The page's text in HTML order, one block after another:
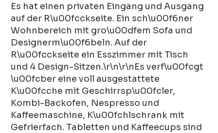
Es hat einen privaten Eingang und Ausgang
auf der R\u00fcckseite. Ein sch\u00f6ner
Wohnbereich mit gro\u00dfem Sofa und
Designerm\u00f6beln. Auf der
R\u00fcckseite ein Esszimmer mit Tisch
und 4 Design-Sitzen.\r\n\r\nEs verf\u00fcgt
\u00fcber eine voll ausgestattete
K\u00fcche mit Geschirrsp\u00fcler,
Kombi-Backofen, Nespresso und
Kaffeemaschine, K\u00fchlschrank mit
Gefrierfach. Tabletten und Kaffeecups sind